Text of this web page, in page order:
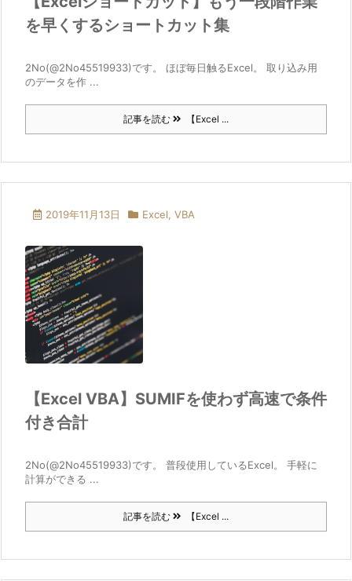
を早くするショートカット集
2No(@2No45519933)です。 ほぼ毎日触るExcel。 取り込み用
のデータを作 ...
記事を読む 【Excel ...
2019年11月13日 Excel, VBA
【Excel VBA】SUMIFを使わず高速で条件
付き合計
2No(@2No45519933)です。 普段使用しているExcel。 手軽に
計算ができる ...
記事を読む 【Excel ...